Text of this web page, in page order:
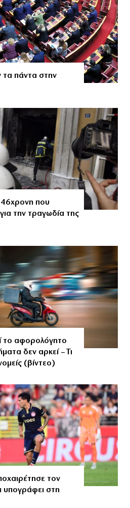
τα πάντα στην
που
την τραγωδία της
το αφορολόγητο
δεν αρκεί – Τι
(βίντεο)
τον
υπογράφει στη